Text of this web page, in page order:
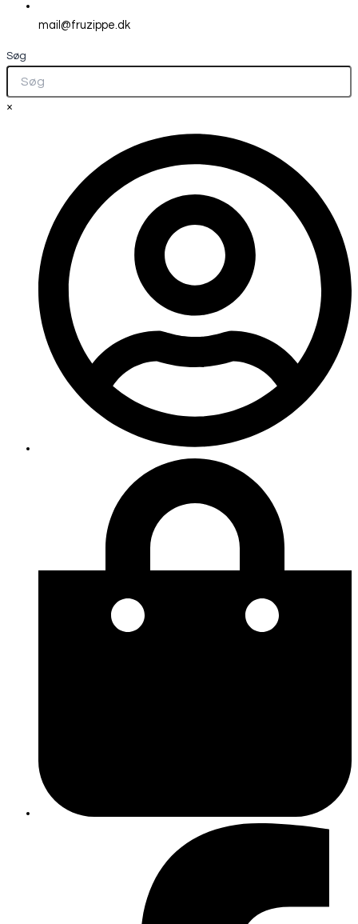
mail@fruzippe.dk
Søg
×